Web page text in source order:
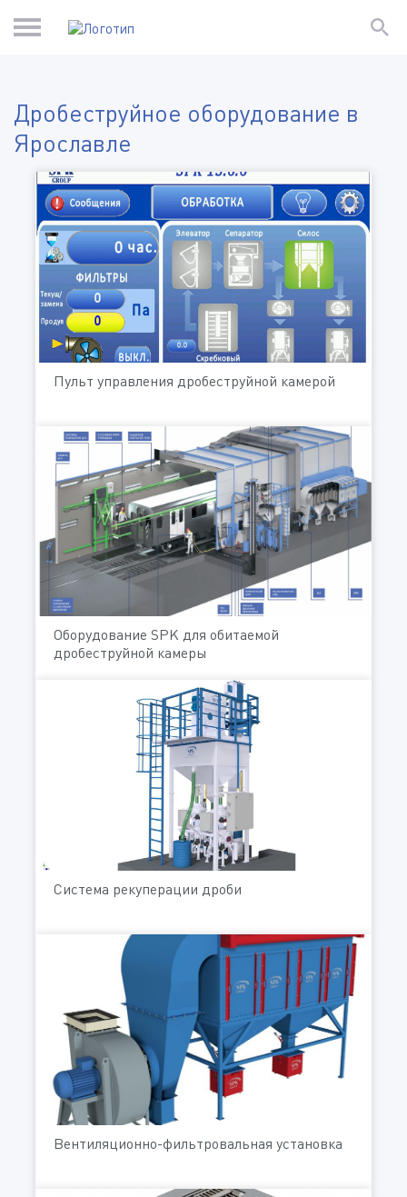
Дробеструйное оборудование в
Ярославле
Пульт управления дробеструйной камерой
Оборудование SPK для обитаемой
дробеструйной камеры
Система рекуперации дроби
Вентиляционно-фильтровальная установка